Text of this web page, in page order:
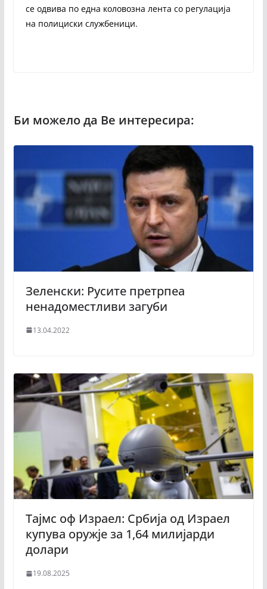
се одвива по една коловозна лента со регулација
на полициски службеници.
Зеленски: Русите претрпеа
ненадоместливи загуби
13.04.2022
Тајмс оф Израел: Србија од Израел
купува оружје за 1,64 милијарди
долари
19.08.2025